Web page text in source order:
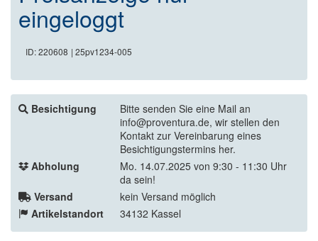
eingeloggt
ID: 220608 | 25pv1234-005
Besichtigung
Bitte senden Sie eine Mail an
info@proventura.de, wir stellen den
Kontakt zur Vereinbarung eines
Besichtigungstermins her.
Abholung
Mo. 14.07.2025 von 9:30 - 11:30 Uhr
da sein!
Versand
kein Versand möglich
Artikelstandort
34132 Kassel